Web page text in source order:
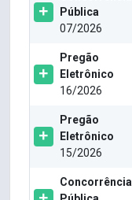
Pública
07/2026
Pregão
Eletrônico
16/2026
Pregão
Eletrônico
15/2026
Concorrência